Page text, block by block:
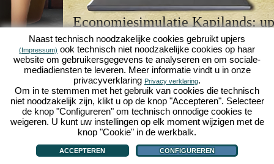
Economiesimulatie Kapilands:
browserspellegende
Kapilands is een van de bestebrowserspellenvan
retrogamevoor fans van economiesimulaties. Het
werd ooit uitgeroepen tot "MMO van het jaar" en is
een genot voor fans van strategische
online
je eigen zakenimperium opbouwen en carrière
economiesimulaties!
Naast technisch noodzakelijke cookies gebruikt upjers
(Impressum) ook technisch niet noodzakelijke cookies op haar
website om gebruikersgegevens te analyseren en om sociale-
mediadiensten te leveren. Meer informatie vindt u in onze
privacyverklaring Privacy verklaring.
Om in te stemmen met het gebruik van cookies die technisch
niet noodzakelijk zijn, klikt u op de knop "Accepteren". Selecteer
de knop "Configureren" om technisch onnodige cookies te
weigeren. U kunt uw instellingen op elk moment wijzigen met de
knop "Cookie" in de werkbalk.
ACCEPTEREN CONFIGUREREN